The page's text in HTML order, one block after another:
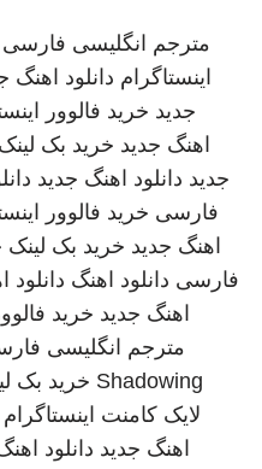
مترجم انگلیسی فارسی
اینستاگرام دانلود اهنگ
جدید خرید فالوور
اهنگ جدید خرید بک لینک
جدید دانلود اهنگ جدید
فارسی خرید فالوور
اهنگ جدید خرید بک لینک
فارسی دانلود اهنگ دانلود
اهنگ جدید خرید
مترجم انگلیسی
Shadowing خرید بک
لایک کامنت اینستاگرام
اهنگ جدید دانلود